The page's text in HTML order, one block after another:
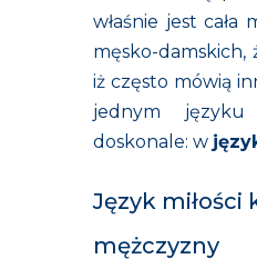
właśnie jest cała
męsko-damskich,
iż często mówią
jednym
doskonale: w
Język miłości
mężczyzny